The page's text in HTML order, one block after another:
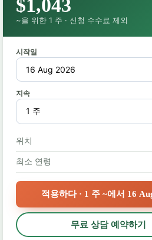
$1,043
~을 위한 1 주 · 신청 수수료 제외
시작일
지속
위치
최소 연령
적용하다 · 1 주 ~에서 16
무료 상담 예약하기